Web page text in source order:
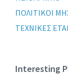
ΠΟΛΙΤΙΚΟΙ
ΤΕΧΝΙΚΕΣ
Interesting